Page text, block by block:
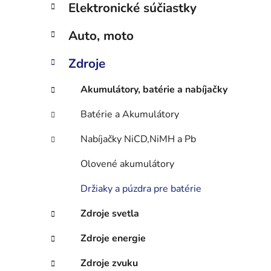
e
l
Elektronické súčiastky
Auto, moto
Zdroje
Akumulátory, batérie a nabíjačky
Batérie a Akumulátory
Nabíjačky NiCD,NiMH a Pb
Olovené akumulátory
Držiaky a púzdra pre batérie
Zdroje svetla
Zdroje energie
Zdroje zvuku